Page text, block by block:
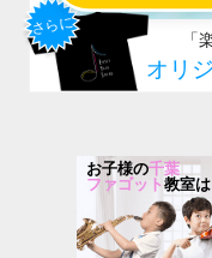
お子様の千葉
ファゴット教室は